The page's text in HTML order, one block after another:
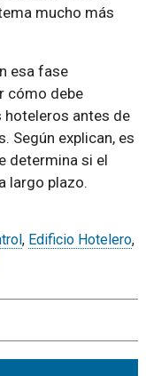
mucho más
esa fase
cómo debe
hoteleros antes de
Según explican, es
determina si el
largo plazo.
, Edificio Hotelero,